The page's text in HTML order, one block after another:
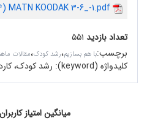
MATN KOODAK 3-6_-1.pdf
تعداد بازدید ۵۵۱
برچسب:با هم بسازیم،رشد کودک،مقالات
کلیدواژه (keyword): رشد کودک،
میانگین امتیاز کاربران: 0.0 (0